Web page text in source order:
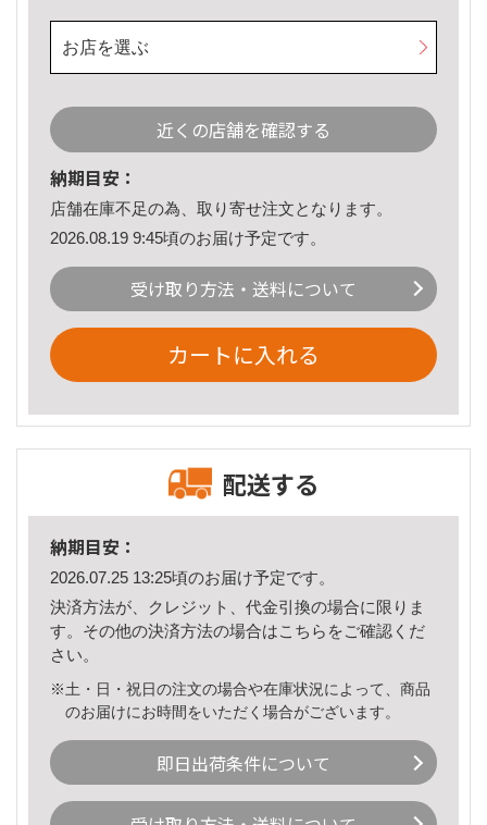
お店を選ぶ
近くの店舗を確認する
納期目安：
店舗在庫不足の為、取り寄せ注文となります。
2026.08.19 9:45頃のお届け予定です。
受け取り方法・送料について
カートに入れる
配送する
納期目安：
2026.07.25 13:25頃のお届け予定です。
決済方法が、クレジット、代金引換の場合に限りま
す。その他の決済方法の場合はこちら をご確認くだ
さい。
※土・日・祝日の注文の場合や在庫状況によって、商品
のお届けにお時間をいただく場合がございます。
即日出荷条件について